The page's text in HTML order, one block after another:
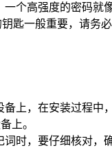
个高强度的密码就
匙一般重要，请
上，在安装过程中
上。
时，要仔细核对，